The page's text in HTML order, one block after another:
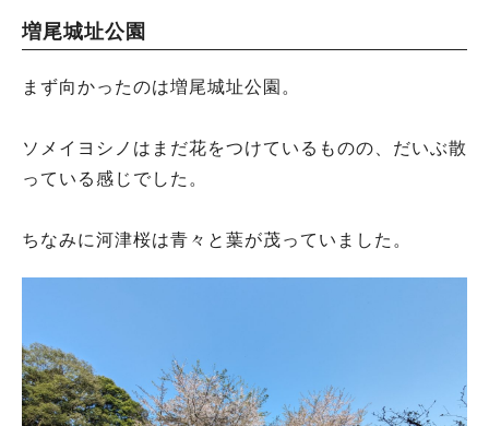
増尾城址公園
まず向かったのは増尾城址公園。
ソメイヨシノはまだ花をつけているものの、だいぶ散
っている感じでした。
ちなみに河津桜は青々と葉が茂っていました。